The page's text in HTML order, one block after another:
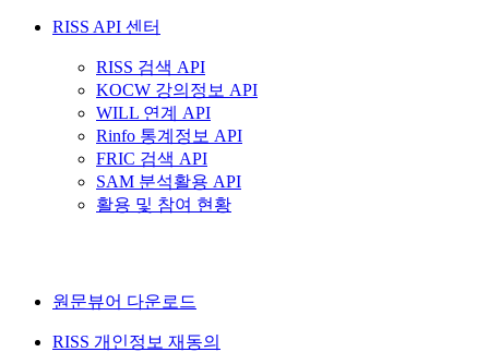
RISS API 센터
RISS 검색 API
KOCW 강의정보 API
WILL 연계 API
Rinfo 통계정보 API
FRIC 검색 API
SAM 분석활용 API
활용 및 참여 현황
원문뷰어 다운로드
RISS 개인정보 재동의